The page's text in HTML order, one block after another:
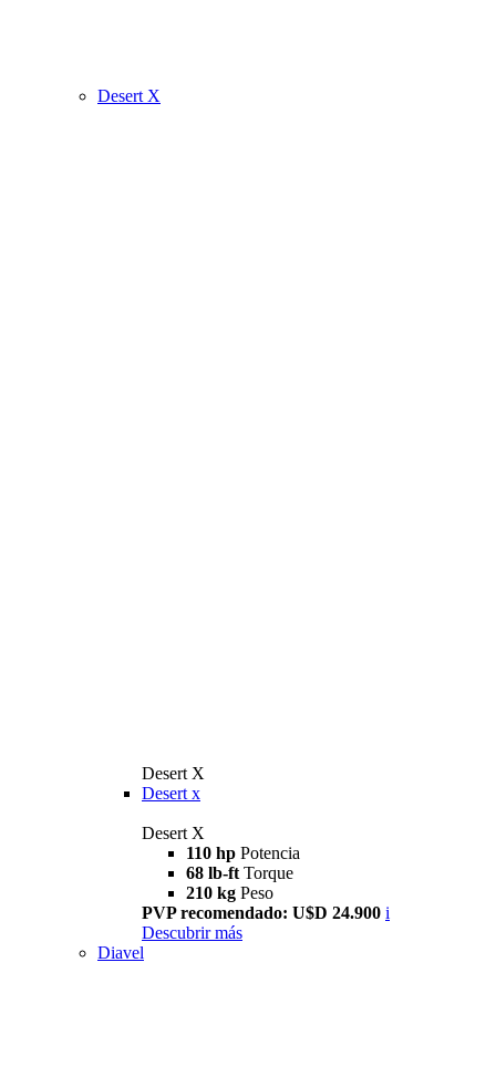
Desert X
Desert X
Desert x
Desert X
110 hp Potencia
68 lb-ft Torque
210 kg Peso
PVP recomendado: U$D 24.900 i
Descubrir más
Diavel